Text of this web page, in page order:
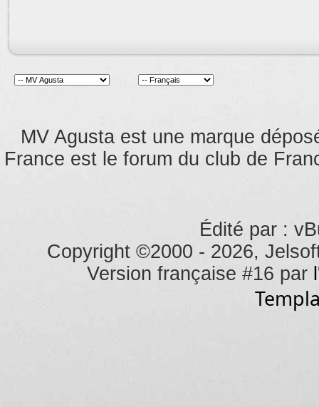
MV Agusta est une marque
France est le forum du club de
Édité par :
Copyright ©2000 - 2026,
Version française #16 par